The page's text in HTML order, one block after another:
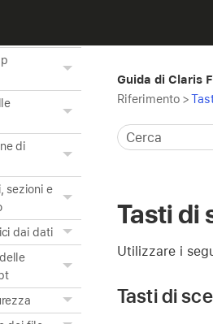
delle
di
sezioni e
dai dati
Guida di Claris
Riferimento >
Tasti di
Utilizzare i
Tasti di